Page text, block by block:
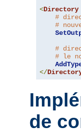
<Directory
#
#
#
# le
</
de